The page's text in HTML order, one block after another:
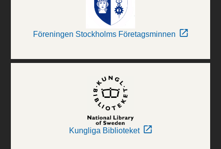
Föreningen Stockholms Företagsminnen
Kungliga Biblioteket